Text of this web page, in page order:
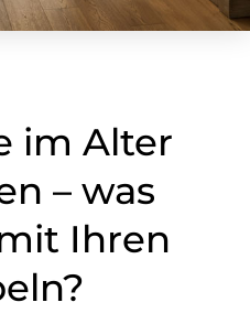
im Alter
– was
Ihren